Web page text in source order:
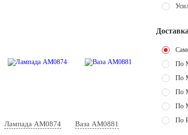
Лампада AM0874 Ваза AM0881
Доставка
По
По
По
По
По